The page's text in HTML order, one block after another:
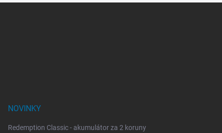
NOVINKY
Redemption Classic - akumulátor za 2 koruny